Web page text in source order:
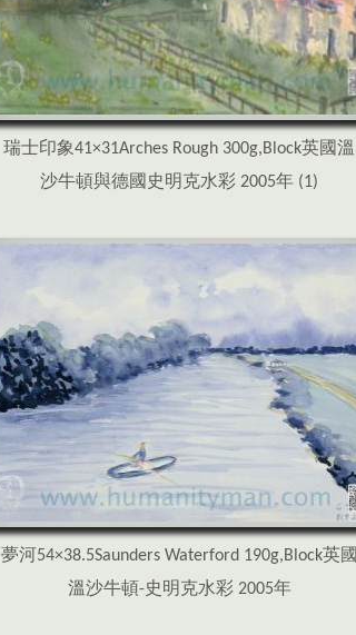
瑞士印象41×31Arches Rough 300g,Block英國溫
沙牛頓與德國史明克水彩 2005年 (1)
夢河54×38.5Saunders Waterford 190g,Block英國
溫沙牛頓-史明克水彩 2005年